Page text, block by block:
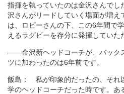
指揮を執っていたのは金沢さんでし
沢さんがリードしていく場面が増え
は、ロビーさんの下、この6年間で
えるラグビーを存分に発揮していた
――金沢新ヘッドコーチが、バック
ツに加わったのは6年前です。
飯島： 私が印象的だったの、それ
学のヘッドコーチだった時です。あ